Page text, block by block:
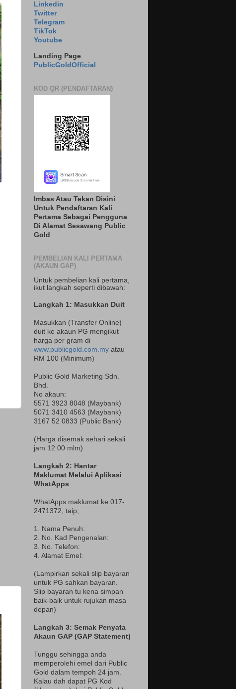
Linkedin
Twitter
Telegram
TikTok
Youtube
Landing Page
PublicGoldOfficial
KOD QR (PENDAFTARAN)
Imbas Atau Tekan Disini
Untuk Pendaftaran Kali
Pertama Sebagai Pengguna
Di Alamat Sesawang Public
Gold
PEMBELIAN KALI PERTAMA
(AKAUN GAP)
Untuk pembelian kali pertama,
ikut langkah seperti dibawah:
Langkah 1: Masukkan Duit
Masukkan (Transfer Online)
duit ke akaun PG mengikut
harga per gram di
www.publicgold.com.my atau
RM 100 (Minimum)
Public Gold Marketing Sdn.
Bhd.
No akaun:
5571 3923 8048 (Maybank)
5071 3410 4563 (Maybank)
3167 52 0833 (Public Bank)
(Harga disemak sehari sekali
jam 12.00 mlm)
Langkah 2: Hantar
Maklumat Melalui Aplikasi
WhatApps
WhatApps maklumat ke 017-
2471372 , taip;
1. Nama Penuh:
2. No. Kad Pengenalan:
3. No. Telefon:
4. Alamat Emel:
(Lampirkan sekali slip bayaran
untuk PG sahkan bayaran.
Slip bayaran tu kena simpan
baik-baik untuk rujukan masa
depan)
Langkah 3: Semak Penyata
Akaun GAP (GAP Statement)
Tunggu sehingga anda
memperolehi emel dari Public
Gold dalam tempoh 24 jam.
Kalau dah dapat PG Kod